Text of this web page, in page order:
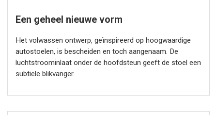
Een geheel nieuwe vorm
Het volwassen ontwerp, geïnspireerd op hoogwaardige
autostoelen, is bescheiden en toch aangenaam. De
luchtstroominlaat onder de hoofdsteun geeft de stoel een
subtiele blikvanger.